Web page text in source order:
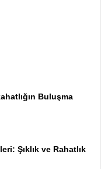
Buluşma
Şıklık ve Rahatlık